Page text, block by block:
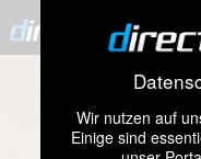
Wir nutzen auf
Einige sind